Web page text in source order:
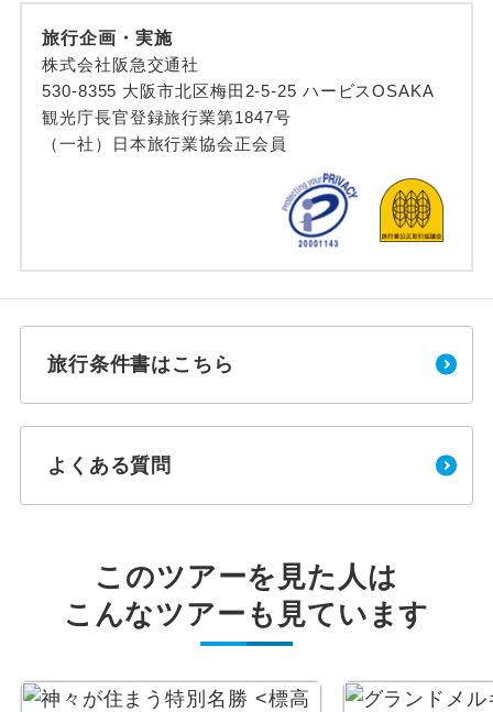
旅行企画・実施
株式会社阪急交通社
530-8355 大阪市北区梅田2-5-25 ハービスOSAKA
観光庁長官登録旅行業第1847号
（一社）日本旅行業協会正会員
旅行条件書はこちら
よくある質問
このツアーを見た人は
こんなツアーも見ています